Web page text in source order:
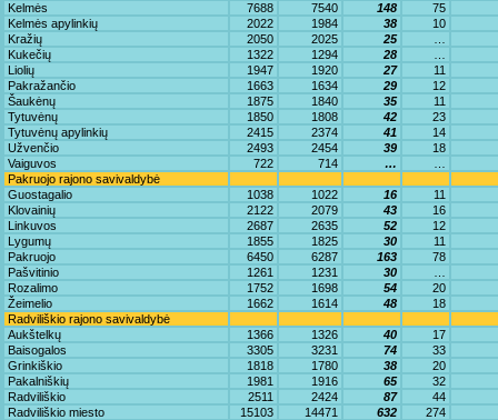
Kelmės
7688 7540 148
75
Kelmės apylinkių
2022 1984 38
10
Kražių
2050 2025 25
Kukečių
1322 1294 28
Liolių
1947 1920 27
11
Pakražančio
1663 1634 29
12
Šaukėnų
1875 1840 35
11
Tytuvėnų
1850 1808 42
23
Tytuvėnų apylinkių
2415 2374 41
14
Užvenčio
2493 2454 39
18
Vaiguvos
722 714 …
Pakruojo rajono savivaldybė
Guostagalio
1038 1022 16
11
Klovainių
2122 2079 43
16
Linkuvos
2687 2635 52
12
Lygumų
1855 1825 30
11
Pakruojo
6450 6287 163
78
Pašvitinio
1261 1231 30
Rozalimo
1752 1698 54
20
Žeimelio
1662 1614 48
18
Radviliškio rajono savivaldybė
Aukštelkų
1366 1326 40
17
Baisogalos
3305 3231 74
33
Grinkiškio
1818 1780 38
20
Pakalniškių
1981 1916 65
32
Radviliškio
2511 2424 87
44
Radviliškio miesto
15103 14471 632
274